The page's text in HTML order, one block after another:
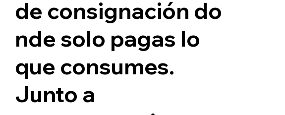
de consignación do
nde solo pagas lo
que consumes.
Junto a